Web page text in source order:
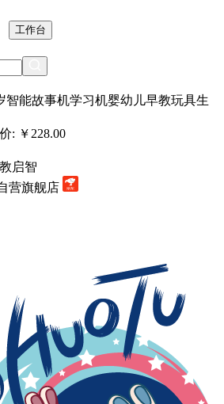
工作台
智能故事机学习机婴幼儿早教玩具生
: ￥228.00
启智
营旗舰店